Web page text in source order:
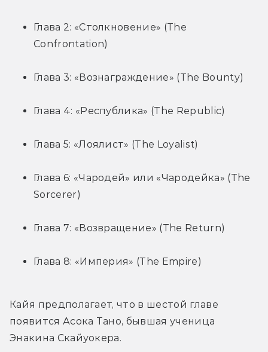
Глава 2: «Столкновение» (The
Confrontation)
Глава 3: «Вознаграждение» (The Bounty)
Глава 4: «Республика» (The Republic)
Глава 5: «Лоялист» (The Loyalist)
Глава 6: «Чародей» или «Чародейка» (The
Sorcerer)
Глава 7: «Возвращение» (The Return)
Глава 8: «Империя» (The Empire)
Кайя предполагает, что в шестой главе
появится Асока Тано, бывшая ученица
Энакина Скайуокера.